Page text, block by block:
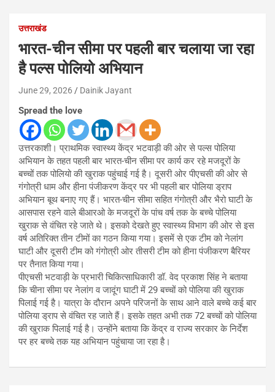
उत्तराखंड
भारत-चीन सीमा पर पहली बार चलाया जा रहा
है पल्स पोलियो अभियान
June 29, 2026 Dainik Jayant
Spread the love
उत्तरकाशी। प्राथमिक स्वास्थ्य केंद्र भटवाड़ी की ओर से पल्स पोलिया
अभियान के तहत पहली बार भारत-चीन सीमा पर कार्य कर रहे मजदूरों के
बच्चों तक पोलियो की खुराक पहुंचाई गई है। दूसरी ओर पीएचसी की ओर से
गंगोत्री धाम और हीना पंजीकरण केंद्र पर भी पहली बार पोलिया ड्राप
अभियान बूथ बनाए गए हैं। भारत-चीन सीमा सहित गंगोत्री और भैरो घाटी के
आसपास रहने वाले बीआरओ के मजदूरों के पांच वर्ष तक के बच्चे पोलिया
खुराक से वंचित रहे जाते थे। इसको देखते हुए स्वास्थ्य विभाग की ओर से इस
वर्ष अतिरिक्त तीन टीमों का गठन किया गया। इसमें से एक टीम को नेलांग
घाटी और दूसरी टीम को गंगोत्री ओर तीसरी टीम को हीना पंजीकरण बैरियर
पर तैनात किया गया।
पीएचसी भटवाड़ी के प्रभारी चिकित्साधिकारी डॉ. वेद प्रकाश सिंह ने बताया
कि चीना सीमा पर नेलांग व जादूंग घाटी में 29 बच्चों को पोलिया की खुराक
पिलाई गई है। यात्रा के दौरान अपने परिजनों के साथ आने वाले बच्चे कई बार
पोलिया ड्राप से वंचित रह जाते हैं। इसके तहत अभी तक 72 बच्चों को पोलिया
की खुराक पिलाई गई है। उन्होंने बताया कि केंद्र व राज्य सरकार के निर्देश
पर हर बच्चे तक यह अभियान पहुंचाया जा रहा है।